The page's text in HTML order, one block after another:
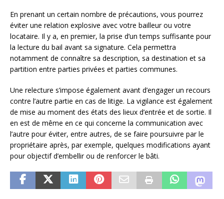
En prenant un certain nombre de précautions, vous pourrez
éviter une relation explosive avec votre bailleur ou votre
locataire. Il y a, en premier, la prise d’un temps suffisante pour
la lecture du bail avant sa signature. Cela permettra
notamment de connaître sa description, sa destination et sa
partition entre parties privées et parties communes.
Une relecture s’impose également avant d’engager un recours
contre l’autre partie en cas de litige. La vigilance est également
de mise au moment des états des lieux d’entrée et de sortie. Il
en est de même en ce qui concerne la communication avec
l’autre pour éviter, entre autres, de se faire poursuivre par le
propriétaire après, par exemple, quelques modifications ayant
pour objectif d’embellir ou de renforcer le bâti.